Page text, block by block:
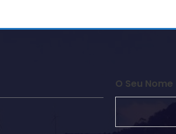
O Seu Nome